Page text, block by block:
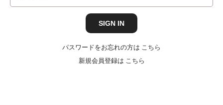
パスワードをお忘れの方は こちら
新規会員登録は こちら